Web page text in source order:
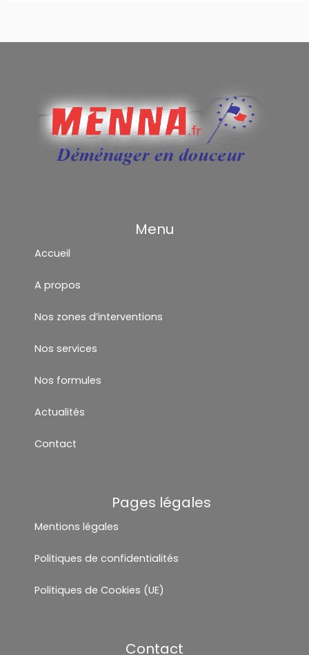
Menu
Accueil
A propos
Nos zones d’interventions
Nos services
Nos formules
Actualités
Contact
Pages légales
Mentions légales
Politiques de confidentialités
Politiques de Cookies (UE)
Contact